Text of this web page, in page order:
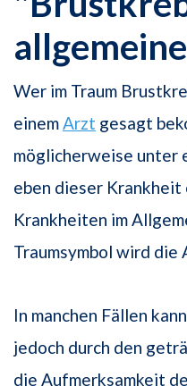
Wer im Traum
einemArzt gesagt
möglicherweise unter
eben dieser Krankheit
Krankheiten im
Traumsymbol wird
In manchen Fällen
jedoch durch den
die Aufmerksamkeit